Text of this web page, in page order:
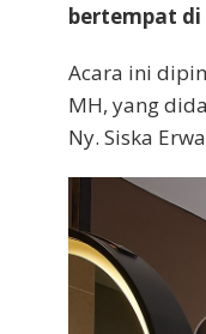
bertempat di
Acara ini
MH, yang
Ny. Siska